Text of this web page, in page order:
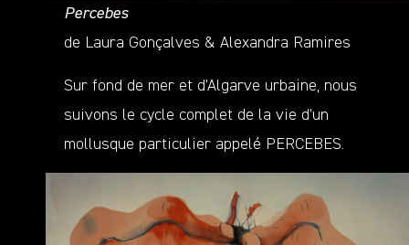
Percebes
de Laura Gonçalves & Alexandra Ramires
Sur fond de mer et d’Algarve urbaine, nous
suivons le cycle complet de la vie d’un
mollusque particulier appelé PERCEBES.